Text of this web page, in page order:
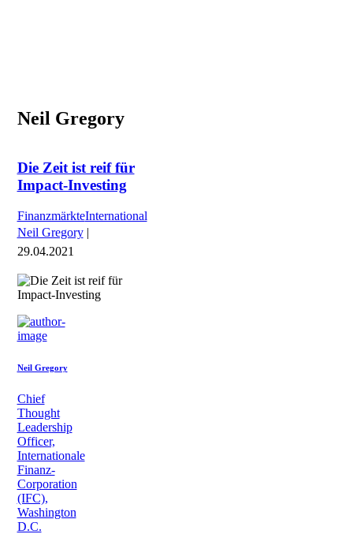
Neil Gregory
Die Zeit ist reif für
Impact-Investing
FinanzmärkteInternational
Neil Gregory|
29.04.2021
Neil Gregory
Chief
Thought
Leadership
Officer,
Internationale
Finanz-
Corporation
(IFC),
Washington
D.C.